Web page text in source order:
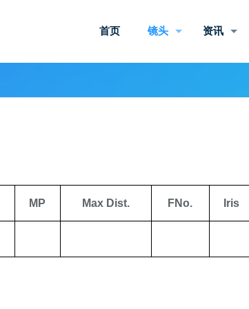
首页 镜头 资讯
MP Max Dist. FNo. Iris